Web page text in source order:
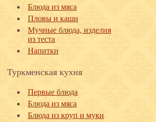
Блюда из мяса
Пловы и каши
Мучные блюда, изделия
из теста
Напитки
Туркменская кухня
Первые блюда
Блюда из мяса
Блюда из круп и муки